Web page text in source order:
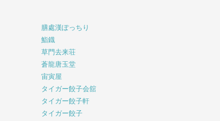
膳處漢ぽっちり
鮨鐡
草門去来荘
蒼龍唐玉堂
宙寅屋
タイガー餃子会舘
タイガー餃子軒
タイガー餃子